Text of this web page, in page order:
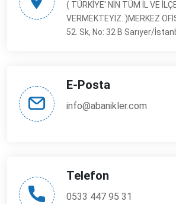
E-Posta
info@abanikler.com
Telefon
0533 447 95 31